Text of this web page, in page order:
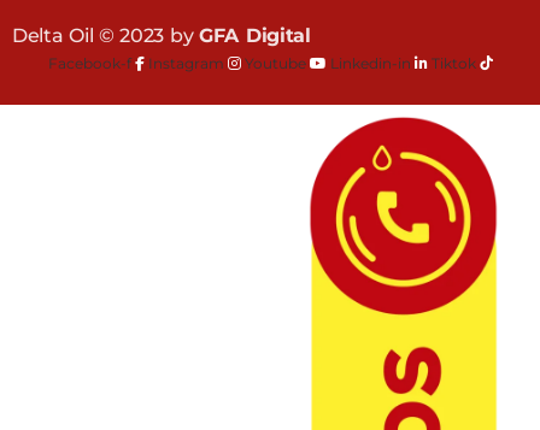
Delta Oil © 2023 by GFA Digital
Facebook-f Instagram Youtube Linkedin-in Tiktok